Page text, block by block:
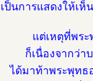
ป็นการแสดงให้เ
แต่เหตุที่พร
ก็เนื่องจากว่า
ได้มาท้าพระพุทธ